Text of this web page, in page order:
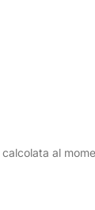
calcolata al